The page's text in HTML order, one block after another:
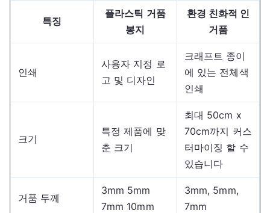
특징
플라스틱 거품
봉지
환경 친화적 인
거품
인쇄
사용자 지정 로
고 및 디자인
크래프트 종이
에 있는 전체색
인쇄
크기
특정 제품에 맞
춘 크기
최대 50cm x
70cm까지 커스
터마이징 할 수
있습니다
거품 두께
3mm 5mm
7mm 10mm
3mm, 5mm,
7mm